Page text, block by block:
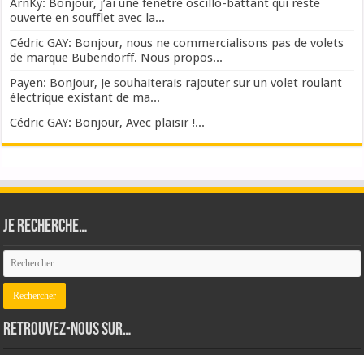
ArnKy: Bonjour, j’ai une fenêtre oscillo-battant qui reste
ouverte en soufflet avec la...
Cédric GAY: Bonjour, nous ne commercialisons pas de volets
de marque Bubendorff. Nous propos...
Payen: Bonjour, Je souhaiterais rajouter sur un volet roulant
électrique existant de ma...
Cédric GAY: Bonjour, Avec plaisir !...
Je recherche…
Retrouvez-nous sur…